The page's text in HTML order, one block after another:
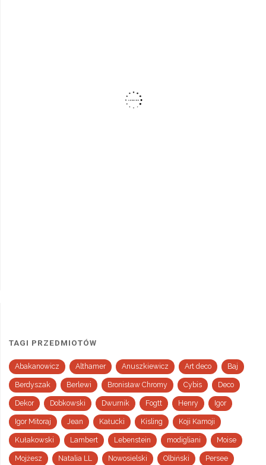
TAGI PRZEDMIOTÓW
Abakanowicz Althamer Anuszkiewicz Art deco Baj
Berdyszak Berlewi Bronisław Chromy Cybis Deco
Dekor Dobkowski Dwurnik Fogtt Henry Igor
Igor Mitoraj Jean Kałucki Kisling Koji Kamoji
Kułakowski Lambert Lebenstein modigliani Moise
Mojżesz Natalia LL Nowosielski Olbiński Persee